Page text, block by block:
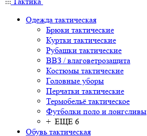
Одежда тактическая
Брюки тактические
Куртки тактические
Рубашки тактические
ВВЗ / влаговетрозащита
Костюмы тактические
Головные уборы
Перчатки тактические
Термобельё тактическое
Футболки поло и лонгсливы
+ ЕЩЕ 6
Обувь тактическая